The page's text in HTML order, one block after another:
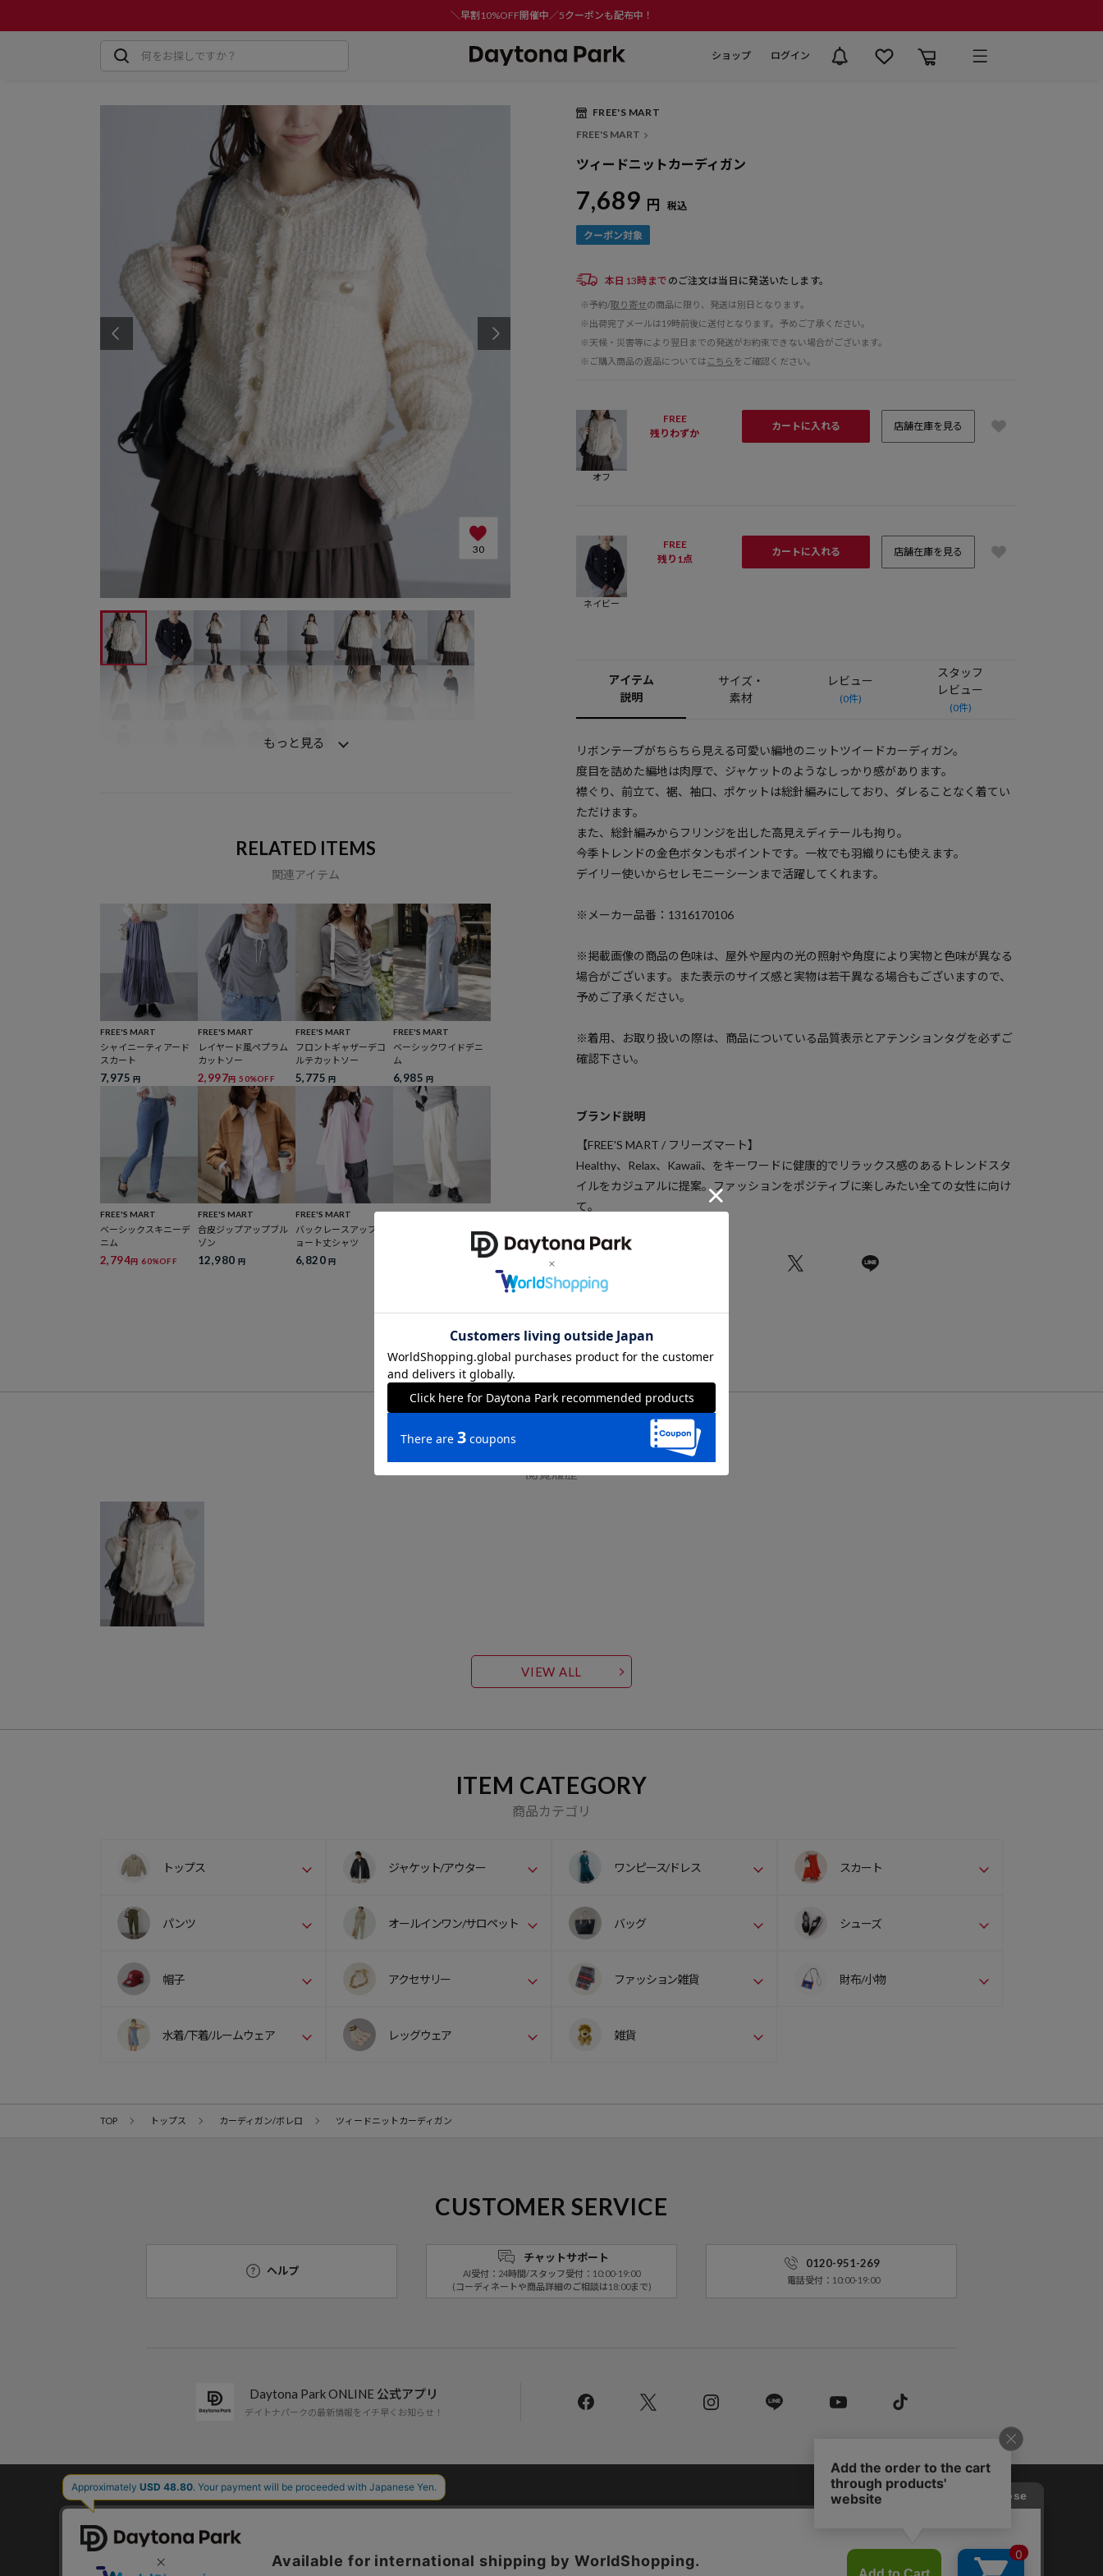
＼早割10%OFF開催中／5クーポンも配布中！
ショップ ログイン
30
もっと見る
RELATED ITEMS
関連アイテム
FREE'S MART
シャイニーティアード
スカート
7,975円
FREE'S MART
レイヤード風ペプラム
カットソー
2,997円 50%OFF
FREE'S MART
フロントギャザーデコ
ルテカットソー
5,775円
FREE'S MART
ベーシックワイドデニ
ム
6,985円
FREE'S MART
ベーシックスキニーデ
ニム
2,794円 60%OFF
FREE'S MART
合皮ジップアップブル
ゾン
12,980 円
FREE'S MART
バックレースアップシ
ョート丈シャツ
6,820円
FREE'S MART
FREE'S MART
FREE'S MART
ツィードニットカーディガン
7,689 円 税込
本日13時まで のご注文は当日に発送いたします。
※予約/取り寄せの商品に限り、発送は別日となります。
※出荷完了メールは19時前後に送付となります。予めご了承ください。
※天候・災害等により翌日までの発送がお約束できない場合がございます。
※ご購入商品の返品については こちら をご確認ください。
オフ
FREE
残りわずか
カートに入れる 店舗在庫を見る
ネイビー
FREE
残り1点
カートに入れる 店舗在庫を見る
アイテム
説明
サイズ・
素材
レビュー
(0件)
スタッフ
レビュー
(0件)
リボンテープがちらちら見える可愛い編地のニットツイードカーディガン。
度目を詰めた編地は肉厚で、ジャケットのようなしっかり感があります。
襟ぐり、前立て、裾、袖口、ポケットは総針編みにしており、ダレることなく着てい
ただけます。
また、総針編みからフリンジを出した高見えディテールも拘り。
今季トレンドの金色ボタンもポイントです。一枚でも羽織りにも使えます。
デイリー使いからセレモニーシーンまで活躍してくれます。
※メーカー品番：1316170106
※掲載画像の商品の色味は、屋外や屋内の光の照射や角度により実物と色味が異なる
場合がございます。また表示のサイズ感と実物は若干異なる場合もございますので、
予めご了承ください。
※着用、お取り扱いの際は、商品についている品質表示とアテンションタグを必ずご
確認下さい。
ブランド説明
【FREE'S MART / フリーズマート】
Healthy、Relax、Kawaii、をキーワードに健康的でリラックス感のあるトレンドスタ
イルをカジュアルに提案。ファッションをポジティブに楽しみたい全ての女性に向け
て。
VIEW ALL
CHECK LIST
閲覧履歴
VIEW ALL
ITEM CATEGORY
商品カテゴリ
トップス ジャケット/アウター ワンピース/ドレス スカート
パンツ オールインワン/サロペット バッグ シューズ
帽子 アクセサリー ファッション雑貨 財布/小物
水着/下着/ルームウェア レッグウェア 雑貨
TOP トップス カーディガン/ボレロ ツィードニットカーディガン
CUSTOMER SERVICE
ヘルプ
チャットサポート
AI受付：24時間/スタッフ受付：10:00-19:00
(コーディネートや商品詳細のご相談は18:00まで)
0120-951-269
電話受付：10:00-19:00
Daytona Park ONLINE 公式アプリ
デイトナパークの最新情報をイチ早くお知らせ！